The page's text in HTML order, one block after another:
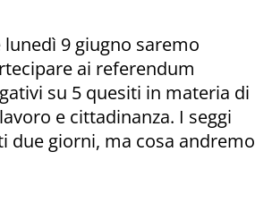
lunedì 9 giugno saremo
ai referendum
su 5 quesiti in materia di
e cittadinanza. I seggi
due giorni, ma cosa andremo